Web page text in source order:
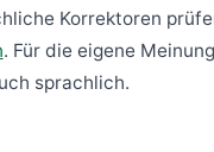
Korrektoren
. Für die eigene
sprachlich.